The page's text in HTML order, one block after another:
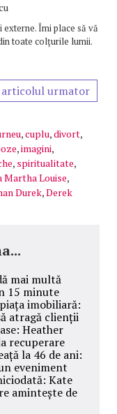
Îmi place să vă
toate colțurile lumii.
articolul urmator
,cuplu,divort,
,imagini,
, spiritualitate,
Martha Louise,
Durek,Derek
mai multă
15 minute
imobiliară:
atragă clienții
Heather
recuperare
la 46 de ani:
eveniment
Kate
amintește de